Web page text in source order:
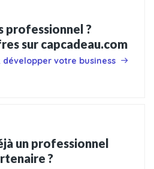
professionnel ?
sur capcadeau.com
votre business
un professionnel
?